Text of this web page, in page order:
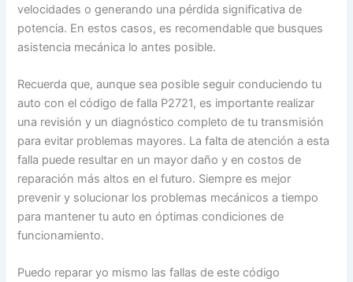
velocidades o generando una pérdida significativa de
potencia. En estos casos, es recomendable que busques
asistencia mecánica lo antes posible.
Recuerda que, aunque sea posible seguir conduciendo tu
auto con el código de falla P2721, es importante realizar
una revisión y un diagnóstico completo de tu transmisión
para evitar problemas mayores. La falta de atención a esta
falla puede resultar en un mayor daño y en costos de
reparación más altos en el futuro. Siempre es mejor
prevenir y solucionar los problemas mecánicos a tiempo
para mantener tu auto en óptimas condiciones de
funcionamiento.
Puedo reparar yo mismo las fallas de este código